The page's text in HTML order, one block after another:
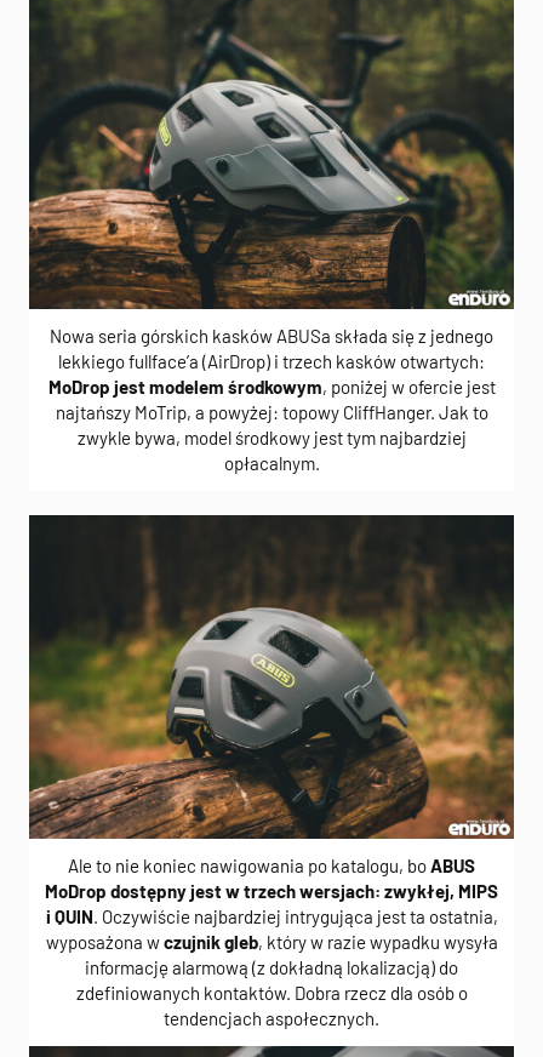
Nowa seria górskich kasków ABUSa składa się z jednego
lekkiego fullface’a (AirDrop) i trzech kasków otwartych:
MoDrop jest modelem środkowym, poniżej w ofercie jest
najtańszy MoTrip, a powyżej: topowy CliffHanger. Jak to
zwykle bywa, model środkowy jest tym najbardziej
opłacalnym.
Ale to nie koniec nawigowania po katalogu, boABUS
MoDrop dostępny jest w trzech wersjach: zwykłej, MIPS
i QUIN. Oczywiście najbardziej intrygująca jest ta ostatnia,
wyposażona wczujnik gleb, który w razie wypadku wysyła
informację alarmową (z dokładną lokalizacją) do
zdefiniowanych kontaktów. Dobra rzecz dla osób o
tendencjach aspołecznych.